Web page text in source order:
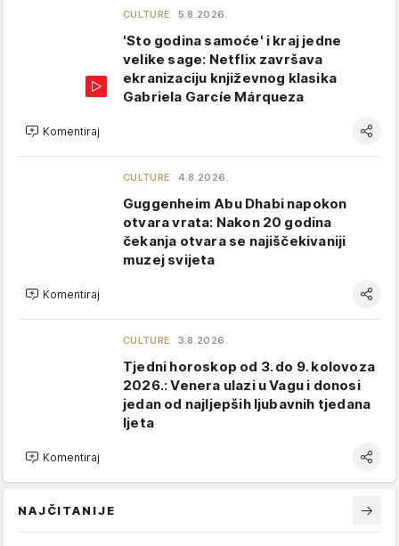
CULTURE 5.8.2026.
'Sto godina samoće' i kraj jedne
velike sage: Netflix završava
ekranizaciju književnog klasika
Gabriela Garcíe Márqueza
Komentiraj
CULTURE 4.8.2026.
Guggenheim Abu Dhabi napokon
otvara vrata: Nakon 20 godina
čekanja otvara se najiščekivaniji
muzej svijeta
Komentiraj
CULTURE 3.8.2026.
Tjedni horoskop od 3. do 9. kolovoza
2026.: Venera ulazi u Vagu i donosi
jedan od najljepših ljubavnih tjedana
ljeta
Komentiraj
NAJČITANIJE